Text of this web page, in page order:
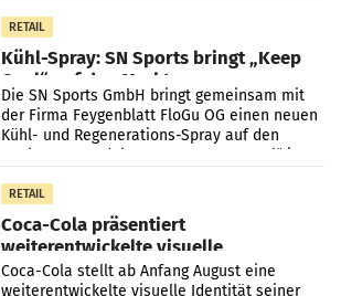
RETAIL
Kühl-Spray: SN Sports bringt „Keep
Cool“ auf den Markt
Die SN Sports GmbH bringt gemeinsam mit
der Firma Feygenblatt FloGu OG einen neuen
Kühl- und Regenerations-Spray auf den
Markt. Das Produkt namens „Keep Cool“ ist zu
RETAIL
Coca-Cola präsentiert
weiterentwickelte visuelle
Markenidentität
Coca-Cola stellt ab Anfang August eine
weiterentwickelte visuelle Identität seiner